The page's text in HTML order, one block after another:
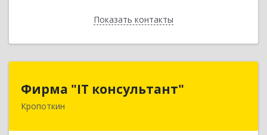
Показать контакты
Назад
Фирма "IT консультант"
Кропоткин
352389, Краснодарский край, Кавказский р-н,